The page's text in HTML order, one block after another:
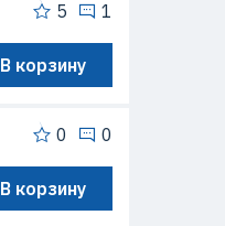
5 1
В корзину
0 0
В корзину